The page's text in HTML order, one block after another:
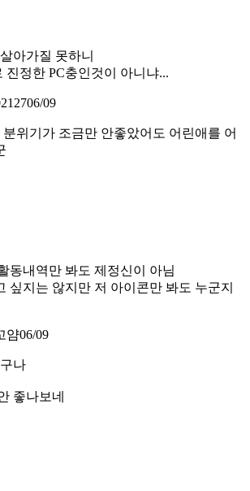
아가질 못하니
진정한 PC충인것이 아니냐...
06/09
분위기가 조금만 안좋았어도 어린애를 어
동내역만 봐도 제정신이 아님
싶지는 않지만 저 아이콘만 봐도 누군지
얌06/09
나
좋나보네